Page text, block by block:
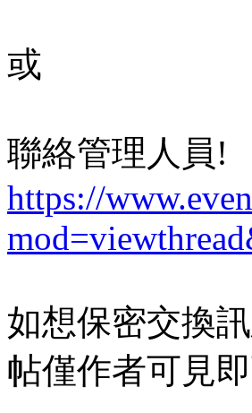
或
聯絡管理人員!
https://
如想保密交換
帖僅作者可見